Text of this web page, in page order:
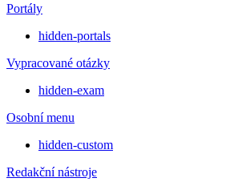
Portály
hidden-portals
Vypracované otázky
hidden-exam
Osobní menu
hidden-custom
Redakční nástroje